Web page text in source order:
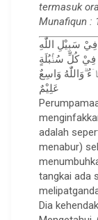
termasuk
Munafiqun :
فِيْ سَبِيْلِ اللّٰهِ
فِيْ كُلِّ سُنْۢبُلَةٍ
ۗوَاللّٰهُ وَاسِعٌ
عَلِيْمٌ
adalah
menabur)
tangkai ada
Dia